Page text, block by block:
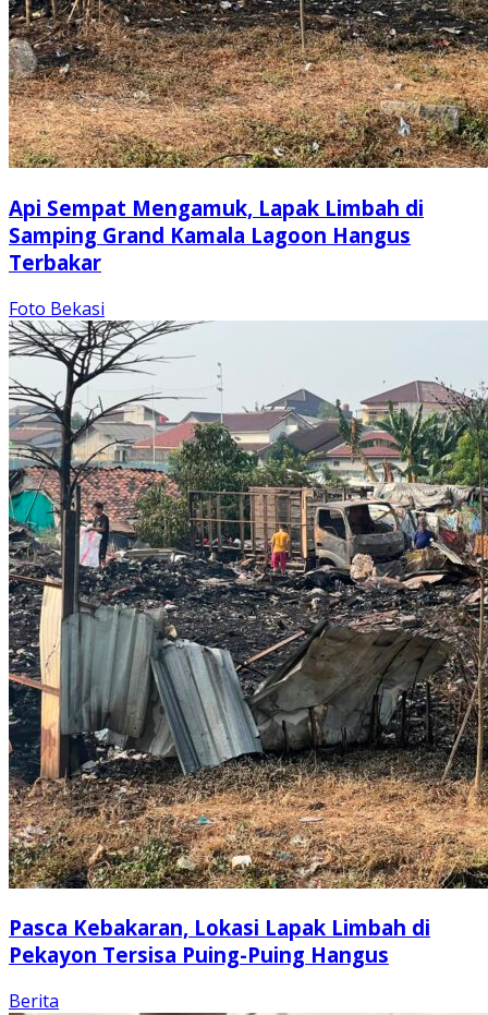
Api Sempat Mengamuk, Lapak Limbah di
Samping Grand Kamala Lagoon Hangus
Terbakar
Foto Bekasi
Pasca Kebakaran, Lokasi Lapak Limbah di
Pekayon Tersisa Puing-Puing Hangus
Berita